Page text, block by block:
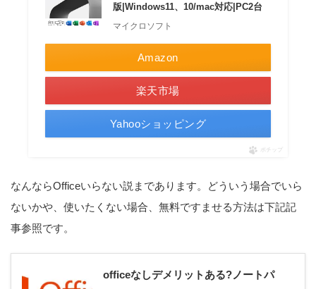
版|Windows11、10/mac対応|PC2台
マイクロソフト
Amazon
楽天市場
Yahooショッピング
ポチップ
なんならOfficeいらない説まであります。どういう場合でいら
ないかや、使いたくない場合、無料ですませる方法は下記記
事参照です。
officeなしデメリットある?ノートパ